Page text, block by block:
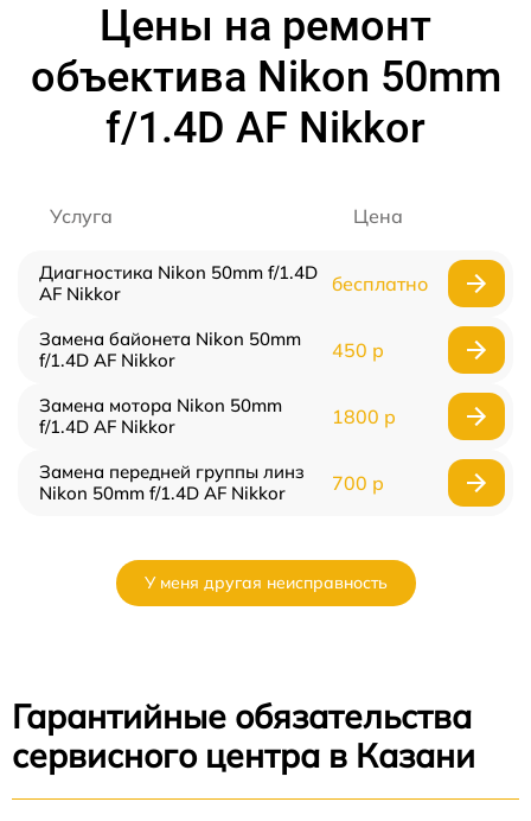
Цены на ремонт
объектива Nikon 50mm
f/1.4D AF Nikkor
Услуга Цена
Диагностика Nikon 50mm f/1.4D
AF Nikkor
бесплатно
Замена байонета Nikon 50mm
f/1.4D AF Nikkor
450 р
Замена мотора Nikon 50mm
f/1.4D AF Nikkor
1800 р
Замена передней группы линз
Nikon 50mm f/1.4D AF Nikkor
700 р
У меня другая неисправность
Гарантийные обязательства
сервисного центра в Казани